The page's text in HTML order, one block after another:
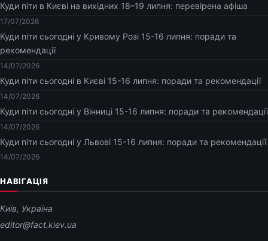
Куди піти в Києві на вихідних 18–19 липня: перевірена афіша
17/07/2026
Куди піти сьогодні у Кривому Розі 15-16 липня: поради та
рекомендації
14/07/2026
Куди піти сьогодні в Києві 15-16 липня: поради та рекомендації
14/07/2026
Куди піти сьогодні у Вінниці 15-16 липня: поради та рекомендації
14/07/2026
Куди піти сьогодні у Львові 15-16 липня: поради та рекомендації
14/07/2026
НАВІГАЦІЯ
Київ, Україна
editor@fact.kiev.ua